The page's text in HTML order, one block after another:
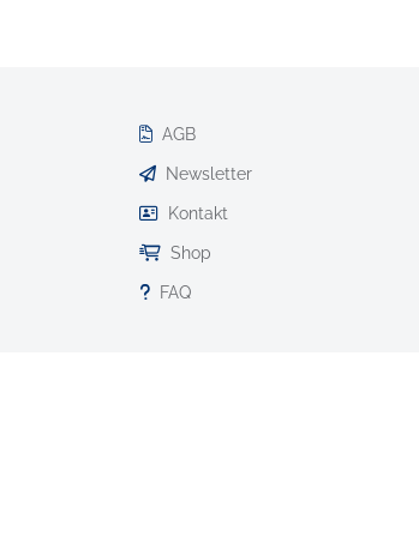
AGB
Newsletter
Kontakt
Shop
FAQ